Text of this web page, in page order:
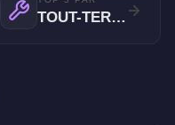
TOUT-TERRAIN